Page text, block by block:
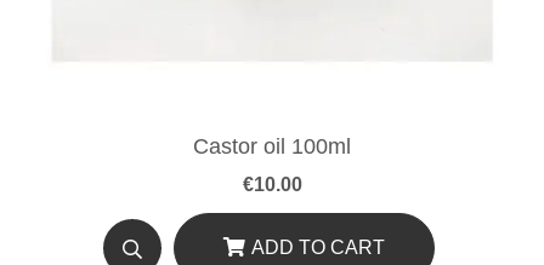
Castor oil 100ml
€10.00
ADD TO CART